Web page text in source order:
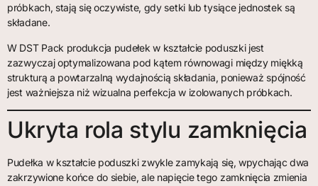
próbkach, stają się oczywiste, gdy setki lub tysiące jednostek są
składane.
W DST Pack produkcja pudełek w kształcie poduszki jest
zazwyczaj optymalizowana pod kątem równowagi między miękką
strukturą a powtarzalną wydajnością składania, ponieważ spójność
jest ważniejsza niż wizualna perfekcja w izolowanych próbkach.
Ukryta rola stylu zamknięcia
Pudełka w kształcie poduszki zwykle zamykają się, wpychając dwa
zakrzywione końce do siebie, ale napięcie tego zamknięcia zmienia